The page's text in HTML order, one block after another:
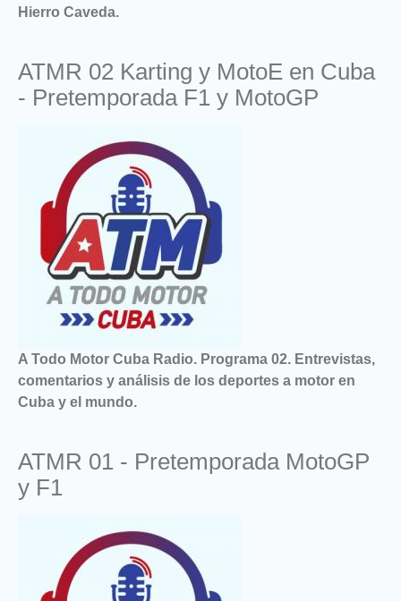
Hierro Caveda.
ATMR 02 Karting y MotoE en Cuba
- Pretemporada F1 y MotoGP
A Todo Motor Cuba Radio. Programa 02. Entrevistas,
comentarios y análisis de los deportes a motor en
Cuba y el mundo.
ATMR 01 - Pretemporada MotoGP
y F1